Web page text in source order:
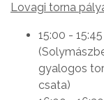
Lovagi torna
15:00 -
gyalogos
csata)